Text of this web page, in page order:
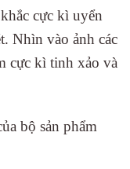
cực kì uyển
Nhìn vào ảnh các
cực kì tinh xảo và
bộ sản phẩm